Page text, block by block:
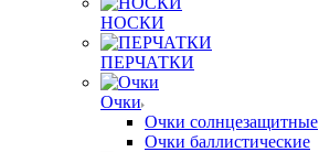
НОСКИ
ПЕРЧАТКИ
Очки
Очки солнцезащитные
Очки баллистические